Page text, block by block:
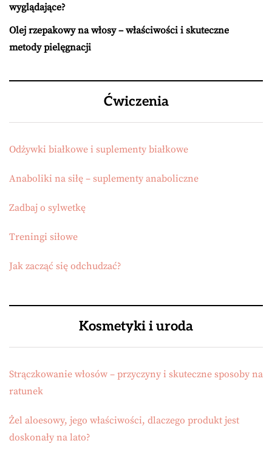
wyglądające?
Olej rzepakowy na włosy – właściwości i skuteczne
metody pielęgnacji
Ćwiczenia
Odżywki białkowe i suplementy białkowe
Anaboliki na siłę – suplementy anaboliczne
Zadbaj o sylwetkę
Treningi siłowe
Jak zacząć się odchudzać?
Kosmetyki i uroda
Strączkowanie włosów – przyczyny i skuteczne sposoby na
ratunek
Żel aloesowy, jego właściwości, dlaczego produkt jest
doskonały na lato?